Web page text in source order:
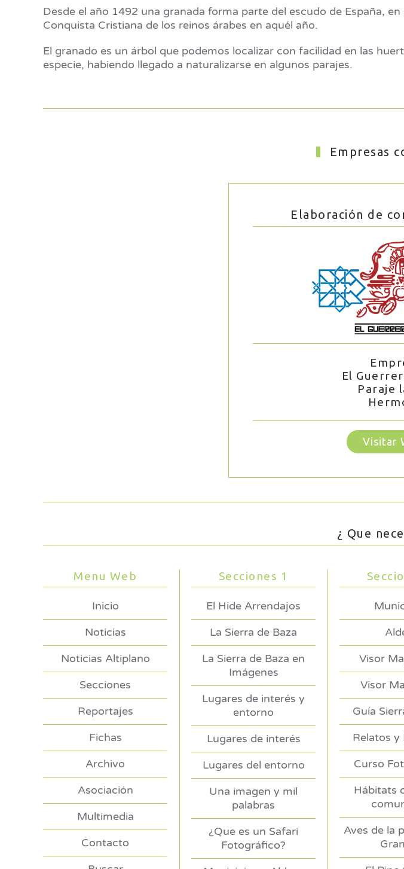
Desde el año 1492 una granada forma parte del escudo de España,
Conquista Cristiana de los reinos árabes en aquél año.
El granado es un árbol que podemos localizar con facilidad en las
especie, habiendo llegado a naturalizarse en algunos parajes.
Empresas
Elaboración de
El
Paraje
Visitar
¿ Que
Menu Web
Inicio
Noticias
Noticias Altiplano
Secciones
Reportajes
Fichas
Archivo
Asociación
Multimedia
Contacto
Secciones 1
El Hide Arrendajos
La Sierra de Baza
La Sierra de Baza en
Imágenes
Lugares de interés y
entorno
Lugares de interés
Lugares del entorno
Una imagen y mil
palabras
¿Que es un Safari
Fotográfico?
Visor
Visor
Guía
Relatos y
Curso
Hábitats
Aves de la